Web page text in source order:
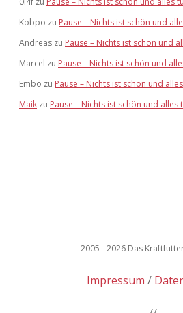
Kobpo zu Pause – Nichts ist schön und
Andreas zu Pause – Nichts ist schön und
Marcel zu Pause – Nichts ist schön und
Embo zu Pause – Nichts ist schön und
Maik zu Pause – Nichts ist schön und alles
2005 - 2026 Das
Impressum